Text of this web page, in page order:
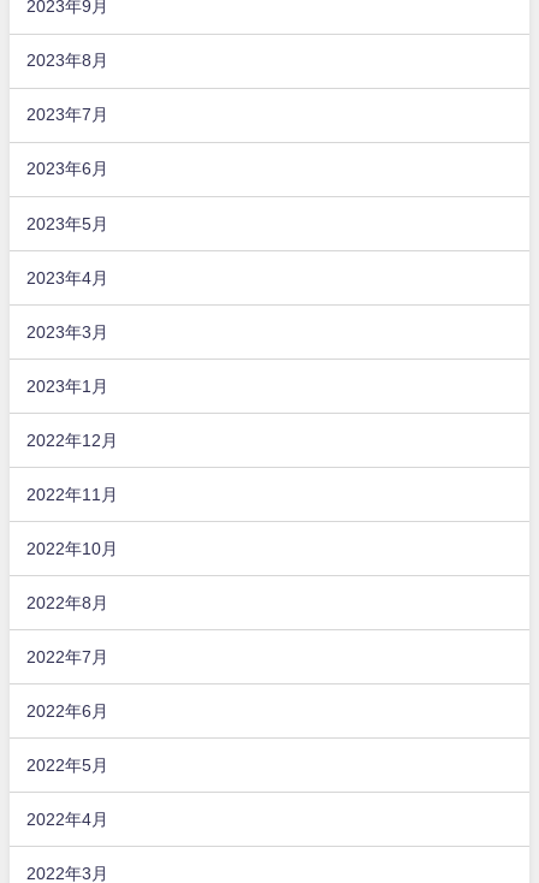
2023年9月
2023年8月
2023年7月
2023年6月
2023年5月
2023年4月
2023年3月
2023年1月
2022年12月
2022年11月
2022年10月
2022年8月
2022年7月
2022年6月
2022年5月
2022年4月
2022年3月